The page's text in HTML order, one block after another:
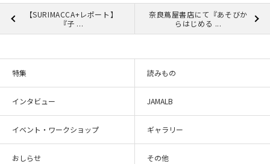
【SURIMACCA+レポート】
『子 ...
奈良蔦屋書店にて『あそびか
らはじめる ...
特集 読みもの
インタビュー JAMALB
イベント・ワークショップ ギャラリー
おしらせ その他